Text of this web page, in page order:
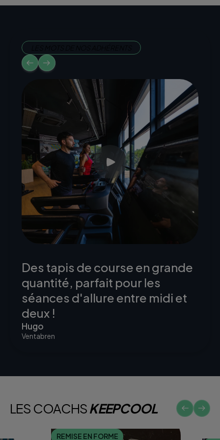
Des tapis de course en grande
quantité, parfait pour les
séances d'allure entre midi et
deux !
Hugo
Ventabren
LES COACHSKEEPCOOL
REMISE EN FORME